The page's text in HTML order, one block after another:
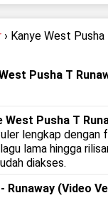
› Kanye West
Pusha T
West Pusha T
lengkap dengan
lama hingga
diakses.
Runaway (Video